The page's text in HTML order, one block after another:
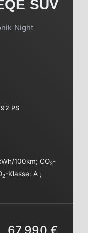
SUV
Night
PS
100km;CO2-
2-Klasse:A ;
67.990 €